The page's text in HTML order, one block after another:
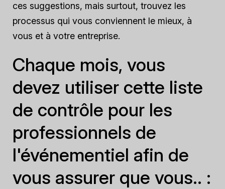
ces suggestions, mais surtout, trouvez les
processus qui vous conviennent le mieux, à
vous et à votre entreprise.
Chaque mois, vous
devez utiliser cette liste
de contrôle pour les
professionnels de
l'événementiel afin de
vous assurer que vous.. :